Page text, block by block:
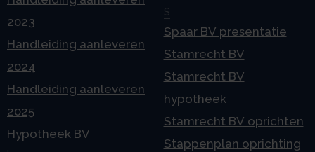
2023
Handleiding aanleveren
2024
Handleiding aanleveren
2025
Hypotheek BV
S
Spaar BV presentatie
Stamrecht BV
Stamrecht BV
hypotheek
Stamrecht BV oprichten
Stappenplan oprichting